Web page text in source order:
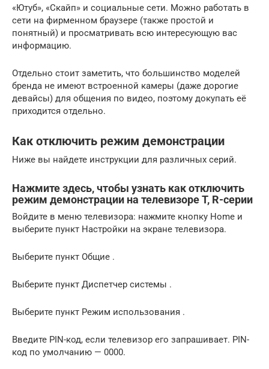
«Ютуб», «Скайп» и социальные сети. Можно работать в
сети на фирменном браузере (также простой и
понятный) и просматривать всю интересующую вас
информацию.
Отдельно стоит заметить, что большинство моделей
бренда не имеют встроенной камеры (даже дорогие
девайсы) для общения по видео, поэтому докупать её
приходится отдельно.
Как отключить режим демонстрации
Ниже вы найдете инструкции для различных серий.
Нажмите здесь, чтобы узнать как отключить
режим демонстрации на телевизоре T, R-серии
Войдите в меню телевизора: нажмите кнопку Home и
выберите пункт Настройки на экране телевизора.
Выберите пункт Общие .
Выберите пункт Диспетчер системы .
Выберите пункт Режим использования .
Введите PIN-код, если телевизор его запрашивает. PIN-
код по умолчанию — 0000.